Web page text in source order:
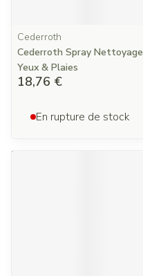
Cederroth
Cederroth Spray Nettoyage
Yeux & Plaies
18,76 €
En rupture de stock